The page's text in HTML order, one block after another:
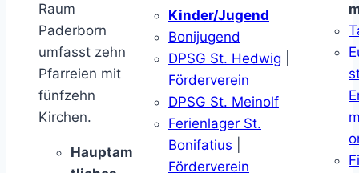
Raum
Paderborn
umfasst zehn
Pfarreien mit
fünfzehn
Kirchen.
Hauptam
Kinder/Jugend
Bonijugend
DPSG St. Hedwig
Förderverein
DPSG St. Meinolf
Ferienlager St.
Bonifatius
Förderverein